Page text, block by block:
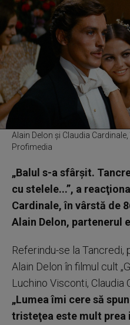
Alain Delon și Claudia
Profimedia
„Balul s-a sfârşit.
cu stelele...”, a
Cardinale, în vârstă de
Alain Delon, partenerul
Referindu-se la
Alain Delon în filmul cult
Luchino Visconti, Claudia
„Lumea îmi cere să
tristeţea este mult prea